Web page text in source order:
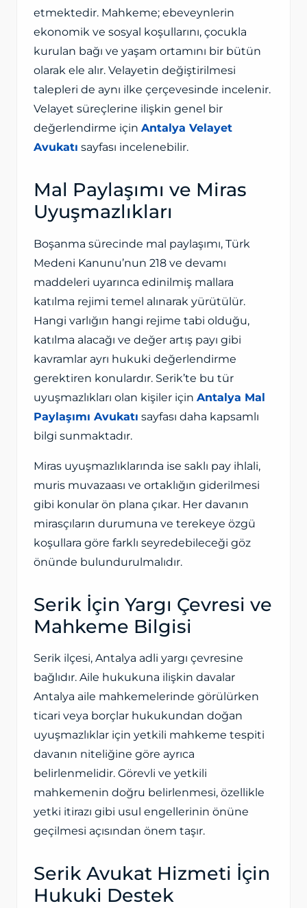
etmektedir. Mahkeme; ebeveynlerin
ekonomik ve sosyal koşullarını, çocukla
kurulan bağı ve yaşam ortamını bir bütün
olarak ele alır. Velayetin değiştirilmesi
talepleri de aynı ilke çerçevesinde incelenir.
Velayet süreçlerine ilişkin genel bir
değerlendirme için Antalya Velayet
Avukatı sayfası incelenebilir.
Mal Paylaşımı ve Miras
Uyuşmazlıkları
Boşanma sürecinde mal paylaşımı, Türk
Medeni Kanunu’nun 218 ve devamı
maddeleri uyarınca edinilmiş mallara
katılma rejimi temel alınarak yürütülür.
Hangi varlığın hangi rejime tabi olduğu,
katılma alacağı ve değer artış payı gibi
kavramlar ayrı hukuki değerlendirme
gerektiren konulardır. Serik’te bu tür
uyuşmazlıkları olan kişiler için Antalya Mal
Paylaşımı Avukatı sayfası daha kapsamlı
bilgi sunmaktadır.
Miras uyuşmazlıklarında ise saklı pay ihlali,
muris muvazaası ve ortaklığın giderilmesi
gibi konular ön plana çıkar. Her davanın
mirasçıların durumuna ve terekeye özgü
koşullara göre farklı seyredebileceği göz
önünde bulundurulmalıdır.
Serik İçin Yargı Çevresi ve
Mahkeme Bilgisi
Serik ilçesi, Antalya adli yargı çevresine
bağlıdır. Aile hukukuna ilişkin davalar
Antalya aile mahkemelerinde görülürken
ticari veya borçlar hukukundan doğan
uyuşmazlıklar için yetkili mahkeme tespiti
davanın niteliğine göre ayrıca
belirlenmelidir. Görevli ve yetkili
mahkemenin doğru belirlenmesi, özellikle
yetki itirazı gibi usul engellerinin önüne
geçilmesi açısından önem taşır.
Serik Avukat Hizmeti İçin
Hukuki Destek